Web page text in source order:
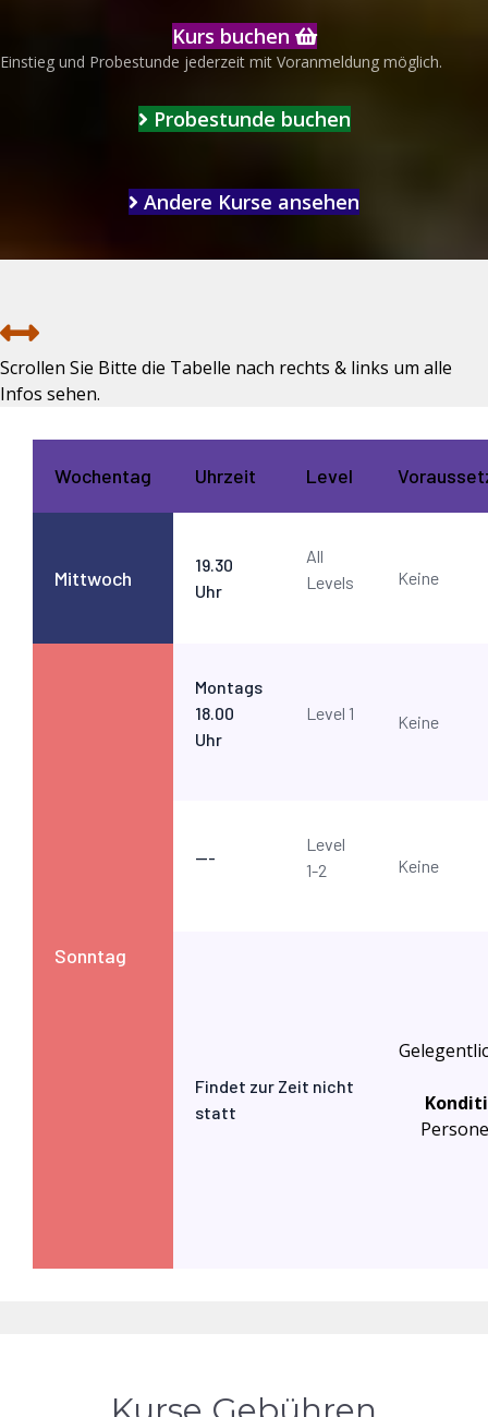
Kurs buchen
Einstieg und Probestunde jederzeit mit Voranmeldung möglich.
Probestunde buchen
Andere Kurse ansehen
Scrollen Sie Bitte die Tabelle nach rechts & links um alle
Infos sehen.
Wochentag Uhrzeit Level
Mittwoch
19.30
Uhr
All
Levels
Keine
Sonntag
Montags
18.00
Uhr
Level 1 Keine
---
Level
1-2
Keine
Findet zur Zeit nicht
statt